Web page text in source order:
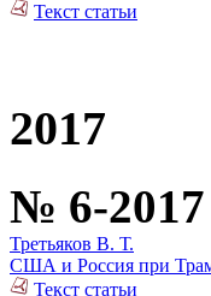
Текст статьи
2017
№ 6-2017
Третьяков В. Т.
США и Россия при
Текст статьи